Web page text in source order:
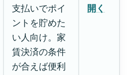
支払いでポイ
ントを貯めた
い人向け。家
賃決済の条件
が合えば便利
開く